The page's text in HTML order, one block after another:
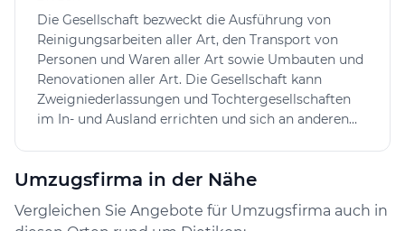
Anliegen.
Die Gesellschaft bezweckt die Ausführung von
Reinigungsarbeiten aller Art, den Transport von
Personen und Waren aller Art sowie Umbauten und
Renovationen aller Art. Die Gesellschaft kann
Zweigniederlassungen und Tochtergesellschaften
im In- und Ausland errichten und sich an anderen
ihrem Zweck in Zusammenhang stehen. Die
Grundeigentum erwerben, belasten, veräussern und
Umzugsfirma in der Nähe
Vergleichen Sie Angebote für Umzugsfirma auch in